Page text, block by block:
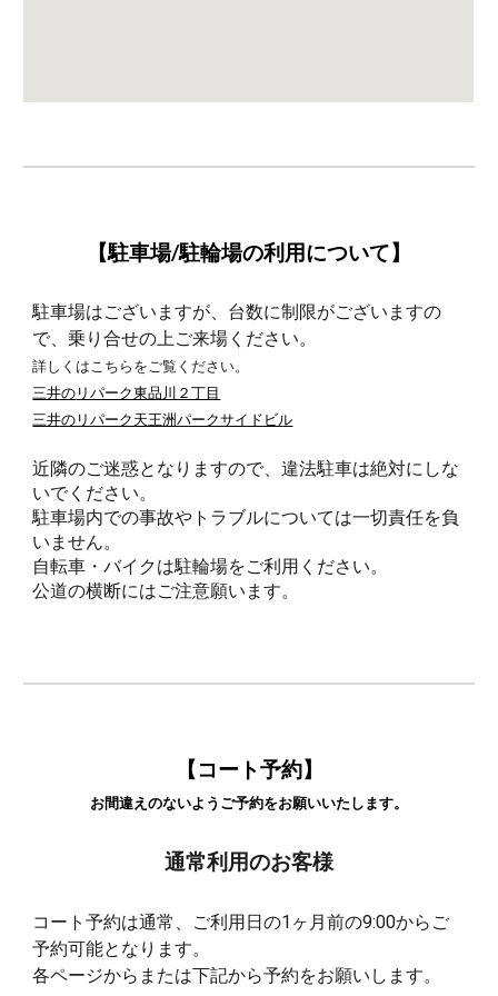
【駐車場/駐輪場の利用について】
駐車場はございますが、台数に制限がございますの
で、乗り合せの上ご来場ください。
詳しくはこちらをご覧ください。
三井の リパーク東品川２丁目
三井のリパーク天王洲パークサイドビル
近隣のご迷惑となりますので、違法駐車は絶対にしな
いでください。
駐車場内での事故やトラブルについては一切責任を負
いません。
自転車・バイクは駐輪場をご利用ください。
公道の横断にはご注意願います。
【コート予約】
お間違えのないようご予約をお願いいたします。
通常利用のお客様
コート予約は通常、ご利用日の1ヶ月前の9:00からご
予約可能となります。
各ページからまたは下記から予約をお願いします。